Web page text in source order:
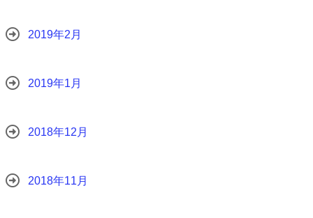
2019年2月
2019年1月
2018年12月
2018年11月